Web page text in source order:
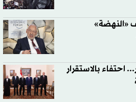
«النهضة»
احتفاء بالاستقرار